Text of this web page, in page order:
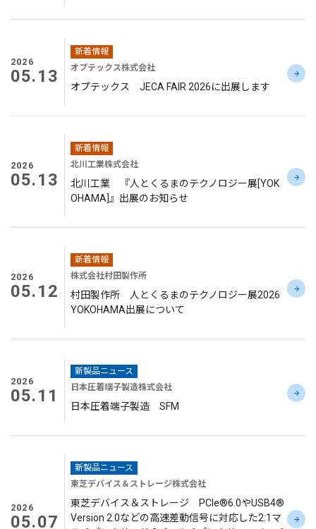
2026
05.13
新着情報
オプテックス株式会社
オプテックス JECA FAIR 2026に出展します
2026
05.13
新着情報
北川工業株式会社
北川工業 『人とくるまのテクノロジー展[YOK
OHAMA]』出展のお知らせ
2026
05.12
新着情報
株式会社村田製作所
村田製作所 人とくるまのテクノロジー展2026
YOKOHAMA出展について
2026
05.11
新製品ニュース
日本圧着端子製造株式会社
日本圧着端子製造 SFM
2026
05.07
新製品ニュース
東芝デバイス＆ストレージ株式会社
東芝デバイス＆ストレージ PCIe®6.0やUSB4®
Version 2.0などの高速差動信号に対応した2:1マ